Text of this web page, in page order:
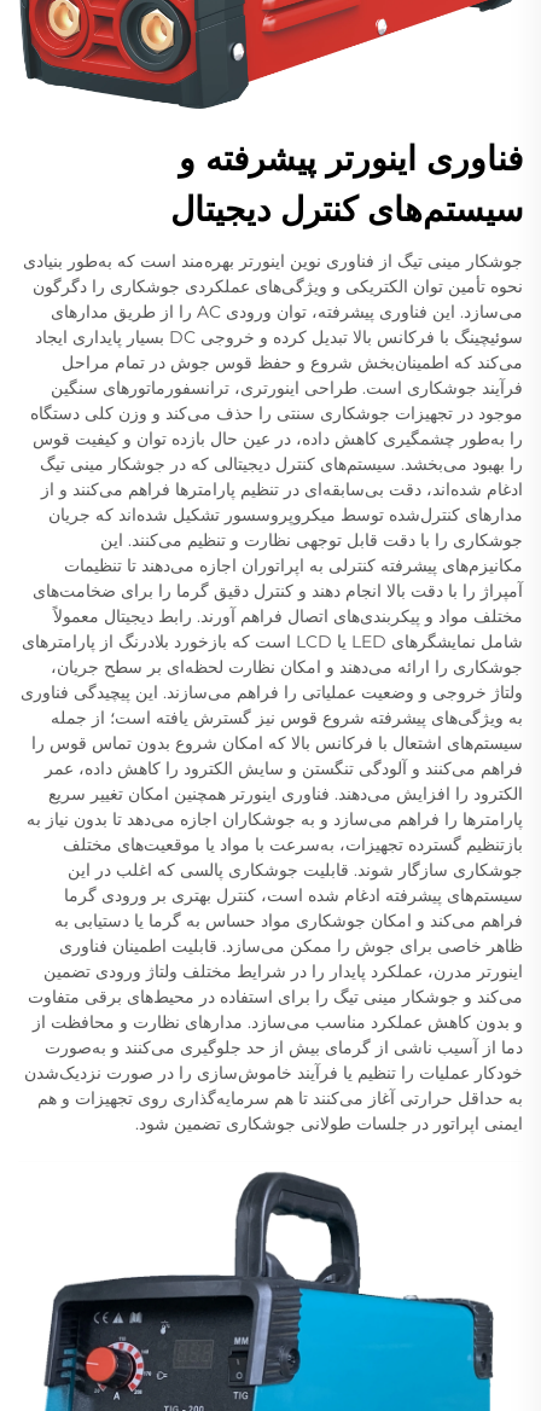
فناوری اینورتر پیشرفته و
سیستم‌های کنترل دیجیتال
جوشکار مینی تیگ از فناوری نوین اینورتر بهره‌مند است که به‌طور بنیادی
نحوه تأمین توان الکتریکی و ویژگی‌های عملکردی جوشکاری را دگرگون
می‌سازد. این فناوری پیشرفته، توان ورودی AC را از طریق مدارهای
سوئیچینگ با فرکانس بالا تبدیل کرده و خروجی DC بسیار پایداری ایجاد
می‌کند که اطمینان‌بخش شروع و حفظ قوس جوش در تمام مراحل
فرآیند جوشکاری است. طراحی اینورتری، ترانسفورماتورهای سنگین
موجود در تجهیزات جوشکاری سنتی را حذف می‌کند و وزن کلی دستگاه
را به‌طور چشمگیری کاهش داده، در عین حال بازده توان و کیفیت قوس
را بهبود می‌بخشد. سیستم‌های کنترل دیجیتالی که در جوشکار مینی تیگ
ادغام شده‌اند، دقت بی‌سابقه‌ای در تنظیم پارامترها فراهم می‌کنند و از
مدارهای کنترل‌شده توسط میکروپروسسور تشکیل شده‌اند که جریان
جوشکاری را با دقت قابل توجهی نظارت و تنظیم می‌کنند. این
مکانیزم‌های پیشرفته کنترلی به اپراتوران اجازه می‌دهند تا تنظیمات
آمپراژ را با دقت بالا انجام دهند و کنترل دقیق گرما را برای ضخامت‌های
مختلف مواد و پیکربندی‌های اتصال فراهم آورند. رابط دیجیتال معمولاً
شامل نمایشگرهای LED یا LCD است که بازخورد بلادرنگ از پارامترهای
جوشکاری را ارائه می‌دهند و امکان نظارت لحظه‌ای بر سطح جریان،
ولتاژ خروجی و وضعیت عملیاتی را فراهم می‌سازند. این پیچیدگی فناوری
به ویژگی‌های پیشرفته شروع قوس نیز گسترش یافته است؛ از جمله
سیستم‌های اشتعال با فرکانس بالا که امکان شروع بدون تماس قوس را
فراهم می‌کنند و آلودگی تنگستن و سایش الکترود را کاهش داده، عمر
الکترود را افزایش می‌دهند. فناوری اینورتر همچنین امکان تغییر سریع
پارامترها را فراهم می‌سازد و به جوشکاران اجازه می‌دهد تا بدون نیاز به
بازتنظیم گسترده تجهیزات، به‌سرعت با مواد یا موقعیت‌های مختلف
جوشکاری سازگار شوند. قابلیت جوشکاری پالسی که اغلب در این
سیستم‌های پیشرفته ادغام شده است، کنترل بهتری بر ورودی گرما
فراهم می‌کند و امکان جوشکاری مواد حساس به گرما یا دستیابی به
ظاهر خاصی برای جوش را ممکن می‌سازد. قابلیت اطمینان فناوری
اینورتر مدرن، عملکرد پایدار را در شرایط مختلف ولتاژ ورودی تضمین
می‌کند و جوشکار مینی تیگ را برای استفاده در محیط‌های برقی متفاوت
و بدون کاهش عملکرد مناسب می‌سازد. مدارهای نظارت و محافظت از
دما از آسیب ناشی از گرمای بیش از حد جلوگیری می‌کنند و به‌صورت
خودکار عملیات را تنظیم یا فرآیند خاموش‌سازی را در صورت نزدیک‌شدن
به حداقل حرارتی آغاز می‌کنند تا هم سرمایه‌گذاری روی تجهیزات و هم
ایمنی اپراتور در جلسات طولانی جوشکاری تضمین شود.